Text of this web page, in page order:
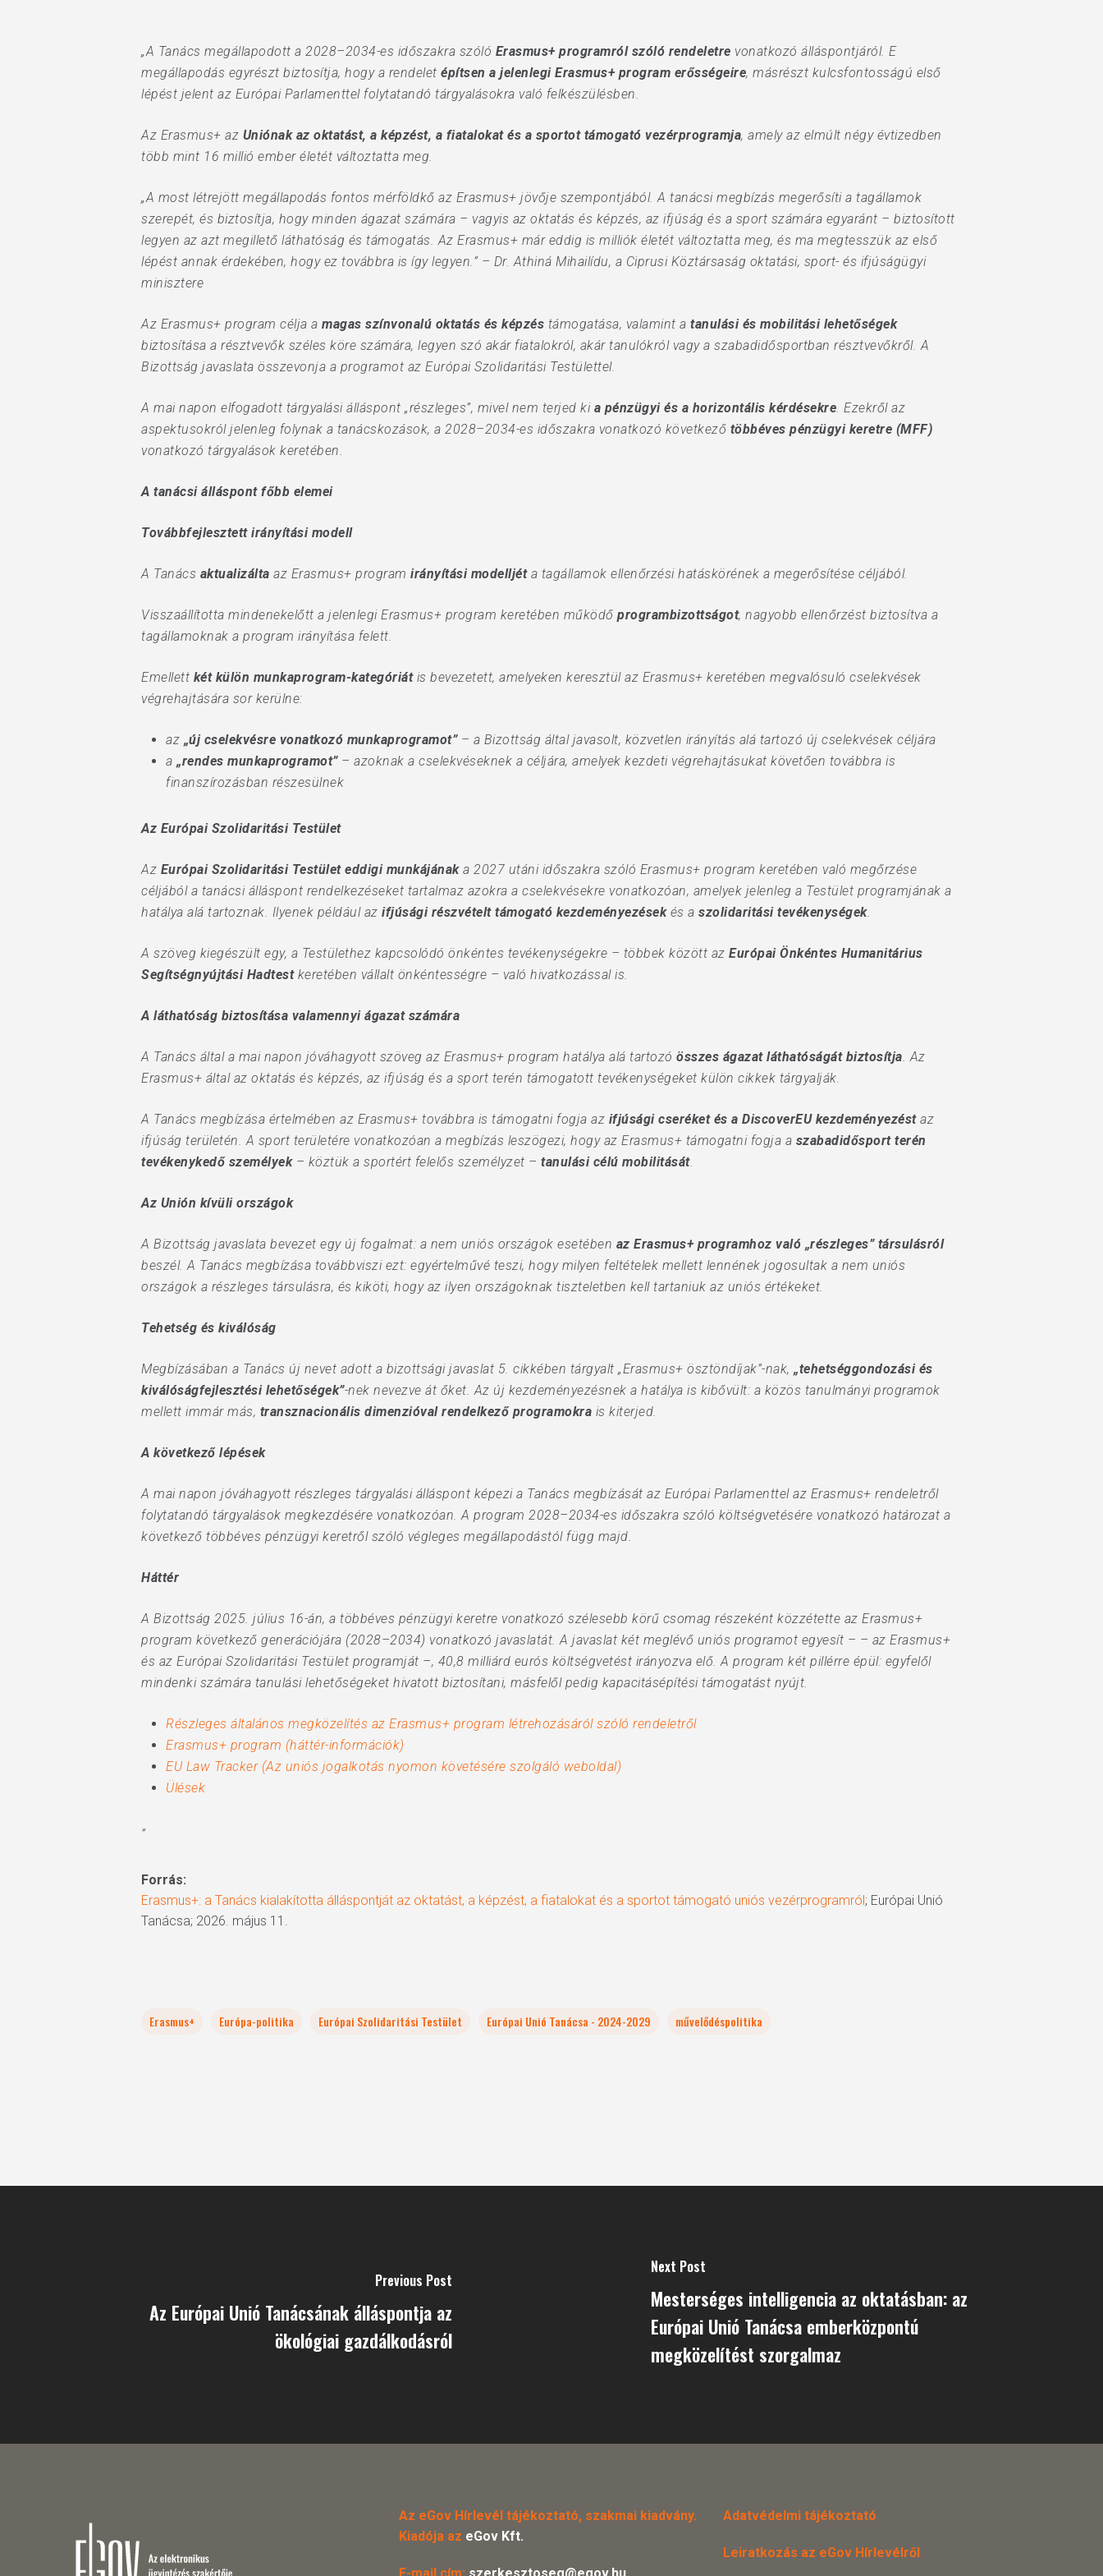
Hit enter to search or ESC to close
„A Tanács megállapodott a 2028–2034-es időszakra szóló Erasmus+ programról szóló rendeletre vonatkozó álláspontjáról. E
megállapodás egyrészt biztosítja, hogy a rendelet építsen a jelenlegi Erasmus+ program erősségeire, másrészt kulcsfontosságú első
lépést jelent az Európai Parlamenttel folytatandó tárgyalásokra való felkészülésben.
Az Erasmus+ az Uniónak az oktatást, a képzést, a fiatalokat és a sportot támogató vezérprogramja, amely az elmúlt négy évtizedben
több mint 16 millió ember életét változtatta meg.
„A most létrejött megállapodás fontos mérföldkő az Erasmus+ jövője szempontjából. A tanácsi megbízás megerősíti a tagállamok
szerepét, és biztosítja, hogy minden ágazat számára – vagyis az oktatás és képzés, az ifjúság és a sport számára egyaránt – biztosított
legyen az azt megillető láthatóság és támogatás. Az Erasmus+ már eddig is milliók életét változtatta meg, és ma megtesszük az első
lépést annak érdekében, hogy ez továbbra is így legyen.” – Dr. Athiná Mihailídu, a Ciprusi Köztársaság oktatási, sport- és ifjúságügyi
minisztere
Az Erasmus+ program célja a magas színvonalú oktatás és képzés támogatása, valamint a tanulási és mobilitási lehetőségek
biztosítása a résztvevők széles köre számára, legyen szó akár fiatalokról, akár tanulókról vagy a szabadidősportban résztvevőkről. A
Bizottság javaslata összevonja a programot az Európai Szolidaritási Testülettel.
A mai napon elfogadott tárgyalási álláspont „részleges”, mivel nem terjed ki a pénzügyi és a horizontális kérdésekre. Ezekről az
aspektusokról jelenleg folynak a tanácskozások, a 2028–2034-es időszakra vonatkozó következő többéves pénzügyi keretre (MFF)
vonatkozó tárgyalások keretében.
A tanácsi álláspont főbb elemei
Továbbfejlesztett irányítási modell
A Tanács aktualizálta az Erasmus+ program irányítási modelljéta tagállamok ellenőrzési hatáskörének a megerősítése céljából.
Visszaállította mindenekelőtt a jelenlegi Erasmus+ program keretében működő programbizottságot, nagyobb ellenőrzést biztosítva a
tagállamoknak a program irányítása felett.
Emellett két külön munkaprogram-kategóriátis bevezetett, amelyeken keresztül az Erasmus+ keretében megvalósuló cselekvések
végrehajtására sor kerülne:
az „új cselekvésre vonatkozó munkaprogramot”– a Bizottság által javasolt, közvetlen irányítás alá tartozó új cselekvések céljára
a „rendes munkaprogramot”– azoknak a cselekvéseknek a céljára, amelyek kezdeti végrehajtásukat követően továbbra is
finanszírozásban részesülnek
Az Európai Szolidaritási Testület
Az Európai Szolidaritási Testület eddigi munkájánaka 2027 utáni időszakra szóló Erasmus+ program keretében való megőrzése
céljából a tanácsi álláspont rendelkezéseket tartalmaz azokra a cselekvésekre vonatkozóan, amelyek jelenleg a Testület programjának a
hatálya alá tartoznak. Ilyenek például az ifjúsági részvételt támogató kezdeményezésekés a szolidaritási tevékenységek.
A szöveg kiegészült egy, a Testülethez kapcsolódó önkéntes tevékenységekre – többek között az Európai Önkéntes Humanitárius
Segítségnyújtási Hadtestkeretében vállalt önkéntességre – való hivatkozással is.
A láthatóság biztosítása valamennyi ágazat számára
A Tanács által a mai napon jóváhagyott szöveg az Erasmus+ program hatálya alá tartozó összes ágazat láthatóságát biztosítja. Az
Erasmus+ által az oktatás és képzés, az ifjúság és a sport terén támogatott tevékenységeket külön cikkek tárgyalják.
A Tanács megbízása értelmében az Erasmus+ továbbra is támogatni fogja az ifjúsági cseréket és a DiscoverEU kezdeményezéstaz
ifjúság területén. A sport területére vonatkozóan a megbízás leszögezi, hogy az Erasmus+ támogatni fogja a szabadidősport terén
tevékenykedő személyek– köztük a sportért felelős személyzet – tanulási célú mobilitását.
Az Unión kívüli országok
A Bizottság javaslata bevezet egy új fogalmat: a nem uniós országok esetében az Erasmus+ programhoz való „részleges” társulásról
beszél. A Tanács megbízása továbbviszi ezt: egyértelművé teszi, hogy milyen feltételek mellett lennének jogosultak a nem uniós
országok a részleges társulásra, és kiköti, hogy az ilyen országoknak tiszteletben kell tartaniuk az uniós értékeket.
Tehetség és kiválóság
Megbízásában a Tanács új nevet adott a bizottsági javaslat 5. cikkében tárgyalt „Erasmus+ ösztöndíjak”-nak, „tehetséggondozási és
kiválóságfejlesztési lehetőségek”-nek nevezve át őket. Az új kezdeményezésnek a hatálya is kibővült: a közös tanulmányi programok
mellett immár más, transznacionális dimenzióval rendelkező programokra is kiterjed.
A következő lépések
A mai napon jóváhagyott részleges tárgyalási álláspont képezi a Tanács megbízását az Európai Parlamenttel az Erasmus+ rendeletről
folytatandó tárgyalások megkezdésére vonatkozóan. A program 2028–2034-es időszakra szóló költségvetésére vonatkozó határozat a
következő többéves pénzügyi keretről szóló végleges megállapodástól függ majd.
Háttér
A Bizottság 2025. július 16-án, a többéves pénzügyi keretre vonatkozó szélesebb körű csomag részeként közzétette az Erasmus+
program következő generációjára (2028–2034) vonatkozó javaslatát. A javaslat két meglévő uniós programot egyesít – – az Erasmus+
és az Európai Szolidaritási Testület programját –, 40,8 milliárd eurós költségvetést irányozva elő. A program két pillérre épül: egyfelől
mindenki számára tanulási lehetőségeket hivatott biztosítani, másfelől pedig kapacitásépítési támogatást nyújt.
Részleges általános megközelítés az Erasmus+ program létrehozásáról szóló rendeletről
Erasmus+ program (háttér-információk)
EU Law Tracker (Az uniós jogalkotás nyomon követésére szolgáló weboldal)
Ülések
”
Forrás:
Erasmus+: a Tanács kialakította álláspontját az oktatást, a képzést, a fiatalokat és a sportot támogató uniós vezérprogramról; Európai Unió
Tanácsa; 2026. május 11.
Erasmus+ Európa-politika Európai Szolidaritási Testület Európai Unió Tanácsa - 2024-2029 művelődéspolitika
Previous Post
Az Európai Unió Tanácsának álláspontja az
ökológiai gazdálkodásról
Next Post
Mesterséges intelligencia az oktatásban: az
Európai Unió Tanácsa emberközpontú
megközelítést szorgalmaz
Az eGov Hírlevél tájékoztató, szakmai kiadvány.
Kiadója az eGov Kft.
Adatvédelmi tájékoztató
Leiratkozás az eGov Hírlevélről